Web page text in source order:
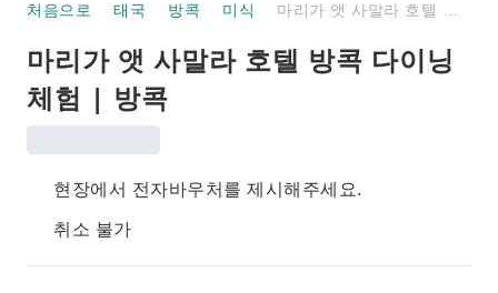
처음으로 태국 방콕 미식
마리가 앳 사말라 호텔 방콕 다이닝
체험 | 방콕
현장에서 전자바우처를 제시해주세요.
취소 불가